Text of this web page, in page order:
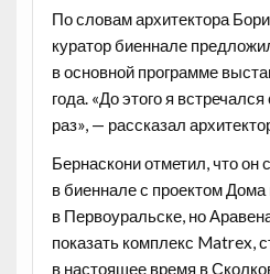
По словам архитектора
куратор биеннале
в основной программе
года. «До этого я
раз», — рассказал
Бернаскони отметил, что он
в биеннале с проектом Дома
в Первоуральске, но
показать комплекс Matrex,
в настоящее время в